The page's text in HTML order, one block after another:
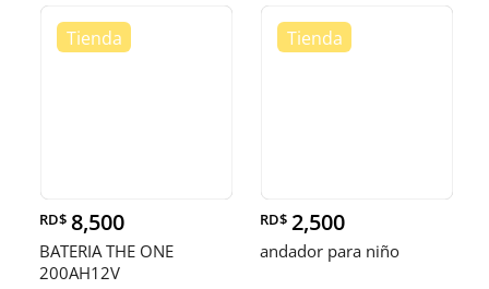
RD$ 8,500
BATERIA THE ONE
200AH12V
RD$ 2,500
andador para niño